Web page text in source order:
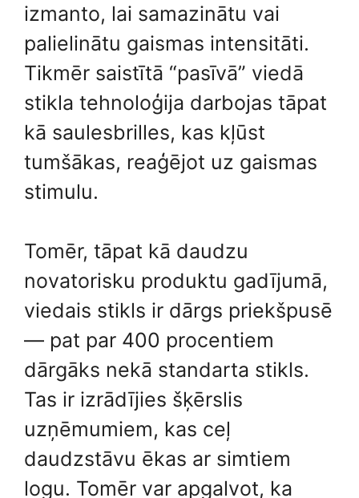
izmanto, lai samazinātu vai
palielinātu gaismas intensitāti.
Tikmēr saistītā “pasīvā” viedā
stikla tehnoloģija darbojas tāpat
kā saulesbrilles, kas kļūst
tumšākas, reaģējot uz gaismas
stimulu.
Tomēr, tāpat kā daudzu
novatorisku produktu gadījumā,
viedais stikls ir dārgs priekšpusē
— pat par 400 procentiem
dārgāks nekā standarta stikls.
Tas ir izrādījies šķērslis
uzņēmumiem, kas ceļ
daudzstāvu ēkas ar simtiem
logu. Tomēr var apgalvot, ka